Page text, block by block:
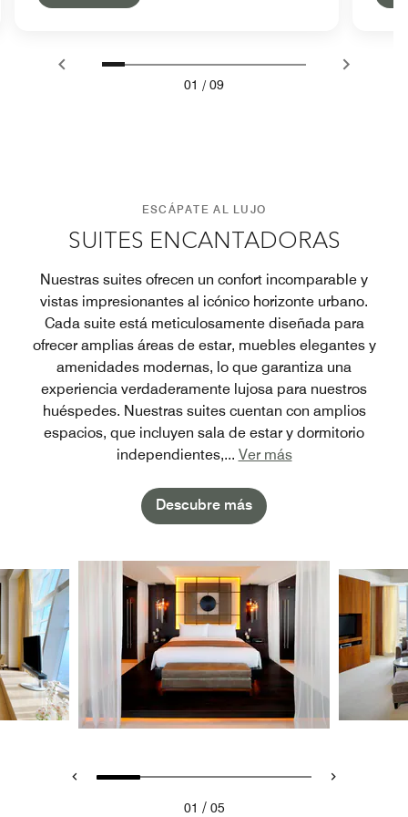
01 / 09
ESCÁPATE AL LUJO
SUITES ENCANTADORAS
Nuestras suites ofrecen un confort incomparable y
vistas impresionantes al icónico horizonte urbano.
Cada suite está meticulosamente diseñada para
ofrecer amplias áreas de estar, muebles elegantes y
amenidades modernas, lo que garantiza una
experiencia verdaderamente lujosa para nuestros
huéspedes. Nuestras suites cuentan con amplios
espacios, que incluyen sala de estar y dormitorio
independientes,... Ver más
Descubre más
01 / 05